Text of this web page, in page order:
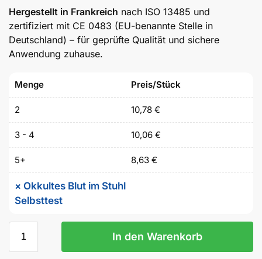
Hergestellt in Frankreich nach ISO 13485 und
zertifiziert mit CE 0483 (EU-benannte Stelle in
Deutschland) – für geprüfte Qualität und sichere
Anwendung zuhause.
Menge Preis/Stück
2 10,78 €
3 - 4 10,06 €
5+ 8,63 €
× Okkultes Blut im Stuhl
Selbsttest
In den Warenkorb